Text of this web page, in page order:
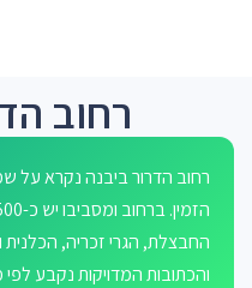
רחוב
רחוב הדרור ביבנה נקרא על
החבצלת, הגרי זכריה, הכלנית
והכתובות המדויקות נקבע